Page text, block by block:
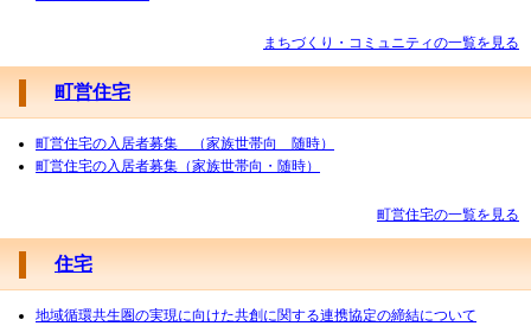
まちづくり・コミュニティの一覧を見る
町営住宅
町営住宅の入居者募集 （家族世帯向 随時）
町営住宅の入居者募集（家族世帯向・随時）
町営住宅の一覧を見る
住宅
地域循環共生圏の実現に向けた共創に関する連携協定の締結について